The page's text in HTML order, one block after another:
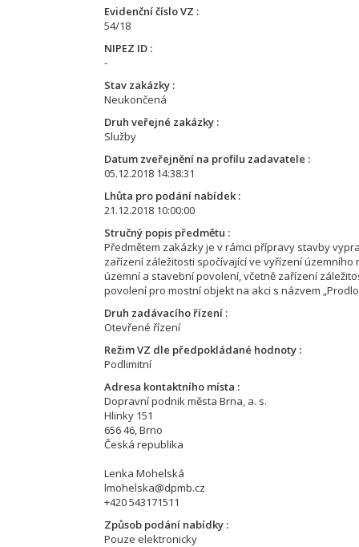
Evidenční číslo VZ
54/18
NIPEZ ID
-
Stav zakázky
Neukončená
Druh veřejné zakázky
Služby
Datum zveřejnění na profilu zadavatele
05.12.2018 14:38:31
Lhůta pro podání nabídek
21.12.2018 10:00:00
Stručný popis předmětu
Předmětem zakázky je v rámci přípravy stavby
zařízení záležitosti spočívající ve vyřízení
územní a stavební povolení, včetně zařízení
povolení pro mostní objekt na akci s názvem
Druh zadávacího řízení
Otevřené řízení
Režim VZ dle předpokládané hodnoty
Podlimitní
Adresa kontaktního místa
Dopravní podnik města Brna, a. s.
Hlinky 151
656 46, Brno
Česká republika
Lenka Mohelská
lmohelska@dpmb.cz
+420 543171511
Způsob podání nabídky
Pouze elektronicky